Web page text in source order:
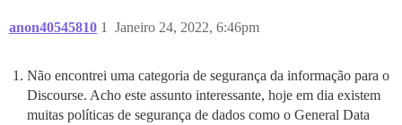
anon40545810 Janeiro 24, 2022, 6:46pm
1
Não encontrei uma categoria de segurança da informação para o
Discourse. Acho este assunto interessante, hoje em dia existem
muitas políticas de segurança de dados como o General Data